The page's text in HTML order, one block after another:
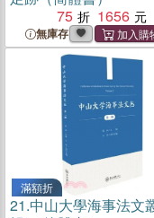
75
1656
無庫存
滿額折
21.中山大學海事法文